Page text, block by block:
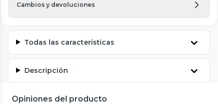
Cambios y devoluciones
Todas las características
Descripción
Opiniones del producto